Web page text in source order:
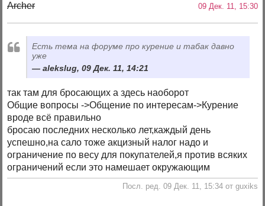
Archer 09 Дек. 11, 15:30
Есть тема на форуме про курение и табак давно
уже
alekslug, 09 Дек. 11, 14:21
так там для бросающих а здесь наоборот
Общие вопросы ->Общение по интересам->Курение
вроде всё правильно
бросаю последних несколько лет,каждый день
успешно,на сало тоже акцизный налог надо и
ограничение по весу для покупателей,я против всяких
ограничений если это намешает окружающим
Посл. ред. 09 Дек. 11, 15:34 от guxiks